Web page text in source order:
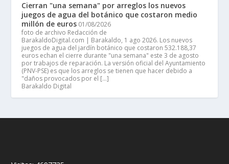
Cierran "una semana" por arreglos los nuevos
juegos de agua del botánico que costaron medio
millón de euros 01/08/2026
foto de archivo Redacción de
BarakaldoDigital.com | Barakaldo, 1 ago 2026. Los nuevos
juegos de agua del jardín botánico que costaron 532.188,37
euros echan el cierre durante "una semana" este 3 de agosto
por trabajos de reparación. La versión oficial del Ayuntamiento
(PNV-PSE) es que los arreglos se tienen que hacer debido a
"daños provocados por el […]
Barakaldo Digital